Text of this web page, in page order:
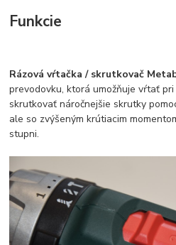
Funkcie
Rázová vŕtačka / skrutkovač
prevodovku, ktorá umožňuje vŕtať
skrutkovať náročnejšie skrutky
ale so zvýšeným krútiacim
stupni.